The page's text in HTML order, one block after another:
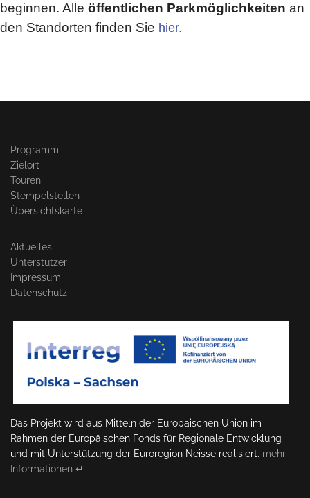
beginnen. Alle öffentlichen Parkmöglichkeiten an
den Standorten finden Sie hier.
Programm
Zielort
Touren
Stempelstellen
Übersichtskarte
Aktuelles
Unterstützer
Impressum
Datenschutz
Das Projekt wird aus Mitteln der Europäischen Union im
Rahmen der Europäischen Fonds für Regionale Entwicklung
und mit Unterstützung der Euroregion Neisse realisiert. mehr
Informationen ↵